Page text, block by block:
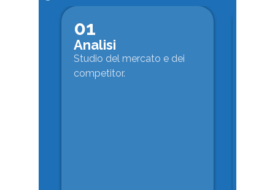
01
Analisi
Studio del mercato e dei
competitor.